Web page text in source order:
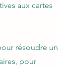
aux cartes
résoudre un
pour